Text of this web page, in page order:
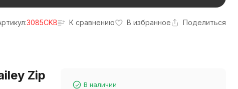
3085CKB К сравнению В избранное Поделиться
Zip
В наличии